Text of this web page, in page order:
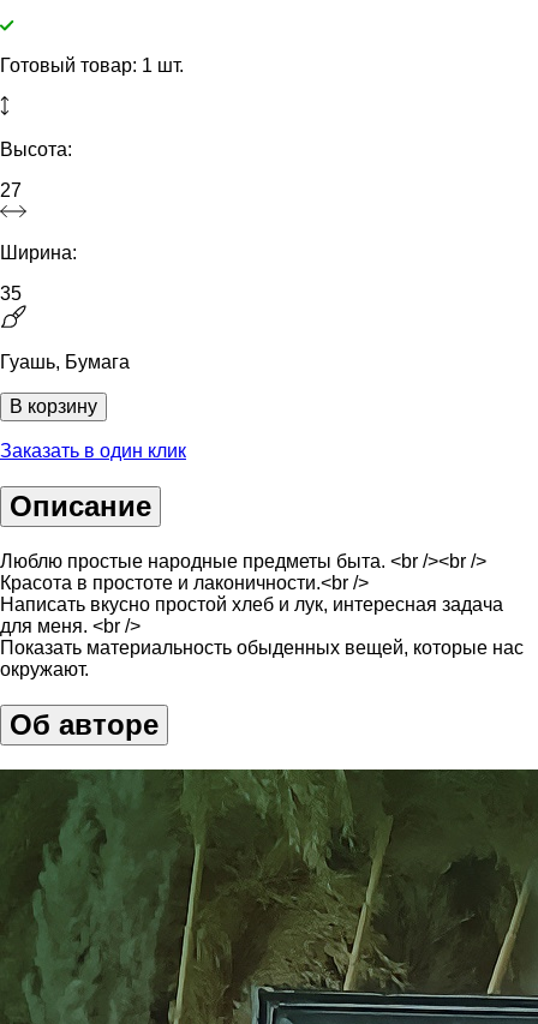
Готовый товар: 1 шт.
Высота:
27
Ширина:
35
Гуашь, Бумага
В корзину
Заказать в один клик
Описание
Люблю простые народные предметы быта. <br /><br />
Красота в простоте и лаконичности.<br />
Написать вкусно простой хлеб и лук, интересная задача
для меня. <br />
Показать материальность обыденных вещей, которые нас
окружают.
Об авторе